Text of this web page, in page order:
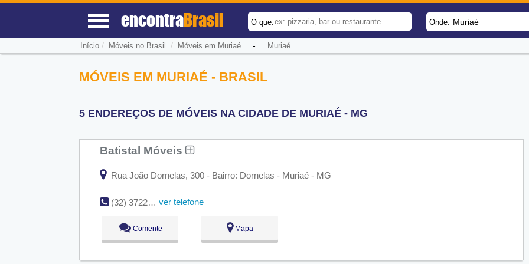
encontraBrasil O que: Onde: Muriaé
Início/ Móveis no Brasil / Móveis em Muriaé- Muriaé
MÓVEIS EM MURIAÉ - BRASIL
5 ENDEREÇOS DE MÓVEIS NA CIDADE DE MURIAÉ - MG
Batistal Móveis
Rua João Dornelas, 300 - Bairro: Dornelas - Muriaé - MG
(32) 3722-1448 ver telefone
Comente Mapa